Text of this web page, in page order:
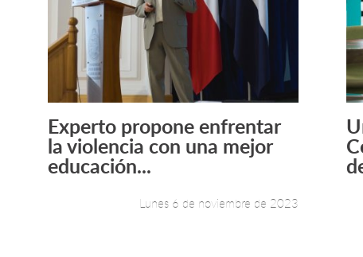
Leer más +
Experto propone enfrentar
la violencia con una mejor
educación...
Lunes 6 de noviembre de 2023